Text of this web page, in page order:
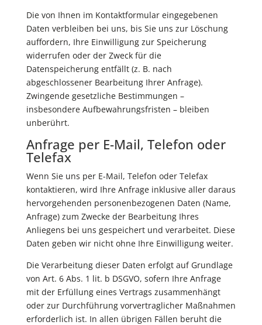
Die von Ihnen im Kontaktformular eingegebenen
Daten verbleiben bei uns, bis Sie uns zur Löschung
auffordern, Ihre Einwilligung zur Speicherung
widerrufen oder der Zweck für die
Datenspeicherung entfällt (z. B. nach
abgeschlossener Bearbeitung Ihrer Anfrage).
Zwingende gesetzliche Bestimmungen –
insbesondere Aufbewahrungsfristen – bleiben
unberührt.
Anfrage per E-Mail, Telefon oder
Telefax
Wenn Sie uns per E-Mail, Telefon oder Telefax
kontaktieren, wird Ihre Anfrage inklusive aller daraus
hervorgehenden personenbezogenen Daten (Name,
Anfrage) zum Zwecke der Bearbeitung Ihres
Anliegens bei uns gespeichert und verarbeitet. Diese
Daten geben wir nicht ohne Ihre Einwilligung weiter.
Die Verarbeitung dieser Daten erfolgt auf Grundlage
von Art. 6 Abs. 1 lit. b DSGVO, sofern Ihre Anfrage
mit der Erfüllung eines Vertrags zusammenhängt
oder zur Durchführung vorvertraglicher Maßnahmen
erforderlich ist. In allen übrigen Fällen beruht die